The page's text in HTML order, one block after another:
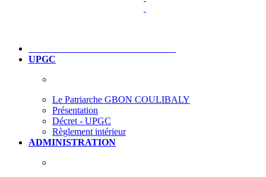
UPGC
Le Patriarche GBON COULIBALY
Présentation
Décret - UPGC
Règlement intérieur
ADMINISTRATION